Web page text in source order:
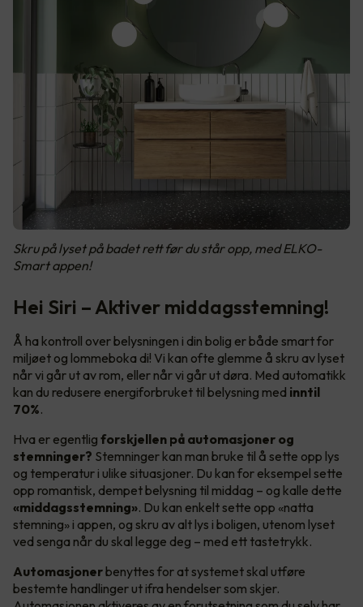
Skru på lyset på badet rett før du står opp, med ELKO-
Smart appen!
Hei Siri – Aktiver middagsstemning!
Å ha kontroll over belysningen i din bolig er både smart for
miljøet og lommeboka di! Vi kan ofte glemme å skru av lyset
når vi går ut av rom, eller når vi går ut døra. Med automatikk
kan du redusere energiforbruket til belysning med inntil
70%.
Hva er egentlig forskjellen på automasjoner og
stemninger? Stemninger kan man bruke til å sette opp lys
og temperatur i ulike situasjoner. Du kan for eksempel sette
opp romantisk, dempet belysning til middag – og kalle dette
«middagsstemning». Du kan enkelt sette opp «natta
stemning» i appen, og skru av alt lys i boligen, utenom lyset
ved senga når du skal legge deg – med ett tastetrykk.
Automasjonerbenyttes for at systemet skal utføre
bestemte handlinger ut ifra hendelser som skjer.